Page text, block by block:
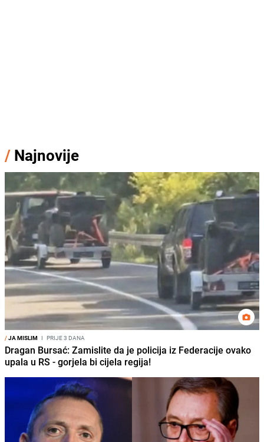
/ Najnovije
/JA MISLIM I PRIJE 3 DANA
Dragan Bursać: Zamislite da je policija iz Federacije ovako
upala u RS - gorjela bi cijela regija!